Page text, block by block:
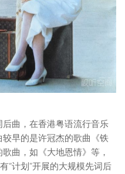
曲，在香港粤语流行音乐
早的是许冠杰的歌曲《铁
曲，如《大地恩情》等，
“计划”开展的大规模先词后